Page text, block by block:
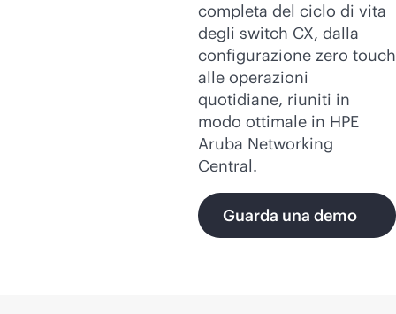
completa del ciclo di vita
degli switch CX, dalla
configurazione zero touch
alle operazioni
quotidiane, riuniti in
modo ottimale in HPE
Aruba Networking
Central.
Guarda una demo